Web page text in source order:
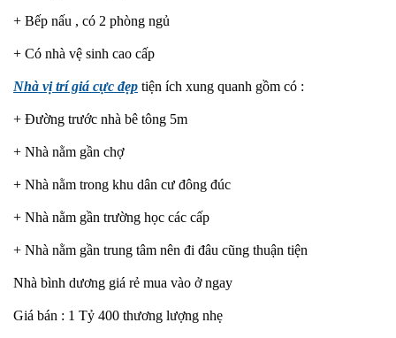
+ Bếp nấu , có 2 phòng ngủ
+ Có nhà vệ sinh cao cấp
Nhà vị trí giá cực đẹp tiện ích xung quanh gồm có :
+ Đường trước nhà bê tông 5m
+ Nhà nằm gần chợ
+ Nhà nằm trong khu dân cư đông đúc
+ Nhà nằm gần trường học các cấp
+ Nhà nằm gần trung tâm nên đi đâu cũng thuận tiện
Nhà bình dương giá rẻ mua vào ở ngay
Giá bán : 1 Tỷ 400 thương lượng nhẹ